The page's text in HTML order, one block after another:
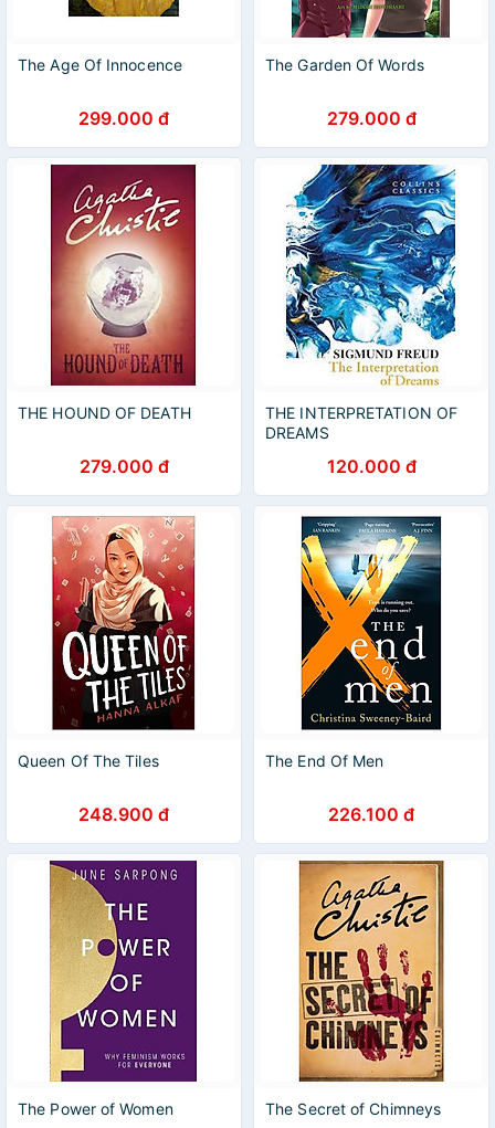
The Age Of Innocence
299.000 đ
The Garden Of Words
279.000 đ
THE HOUND OF DEATH
279.000 đ
THE INTERPRETATION OF
DREAMS
120.000 đ
Queen Of The Tiles
248.900 đ
The End Of Men
226.100 đ
The Power of Women The Secret of Chimneys